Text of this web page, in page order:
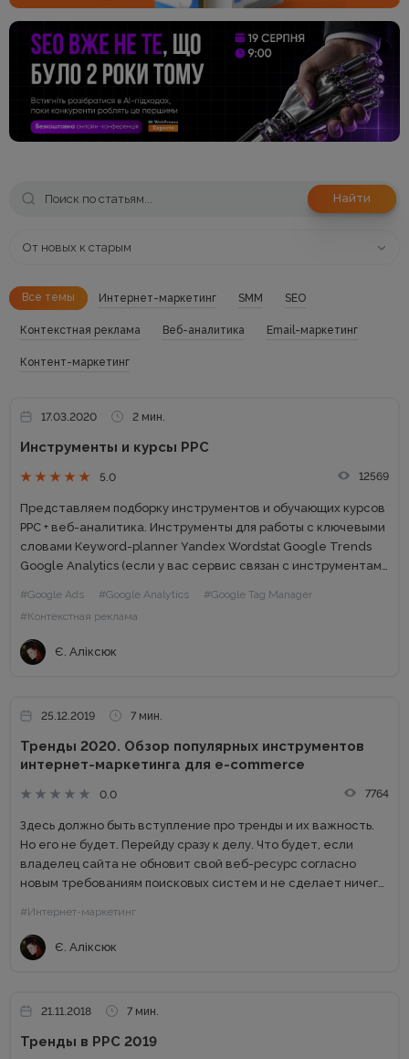
Найти
От новых к старым
Все темы Интернет-маркетинг SMM SEO
Контекстная реклама Веб-аналитика Email-маркетинг
Контент-маркетинг
17.03.2020 2 мин.
Инструменты и курсы РРС
5.0 12569
Представляем подборку инструментов и обучающих курсов
PPC + веб-аналитика. Инструменты для работы с ключевыми
словами Keyword-planner Yandex Wordstat Google Trends
Google Analytics (если у вас сервис связан с инструментами
запросы)....
#Google Ads #Google Analytics
#Google Tag Manager
#Контекстная реклама
Є. Аліксюк
25.12.2019 7 мин.
Тренды 2020. Обзор популярных инструментов
интернет-маркетинга для e-commerce
0.0 7764
Здесь должно быть вступление про тренды и их важность.
Но его не будет. Перейду сразу к делу. Что будет, если
владелец сайта не обновит свой веб-ресурс согласно
новым требованиям поисковых систем и не сделает ничего
#Интернет-маркетинг
Є. Аліксюк
21.11.2018 7 мин.
Тренды в РРС 2019